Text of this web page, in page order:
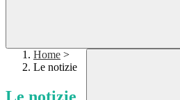
Home >
Le notizie